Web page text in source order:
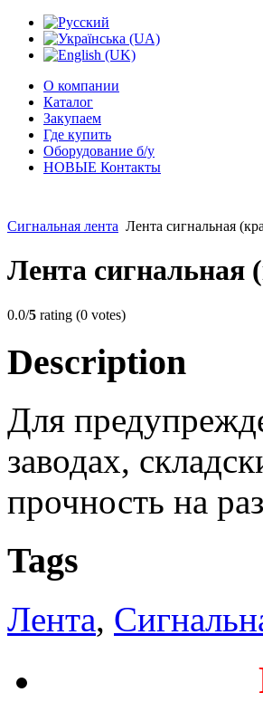
О компании
Каталог
Закупаем
Где купить
Оборудование б/у
НОВЫЕ Контакты
Сигнальная лента Лента сигнальная
Лента сигнальная
0.0/5 rating (0 votes)
Description
Для
заводах,
прочность на
Tags
Лента,